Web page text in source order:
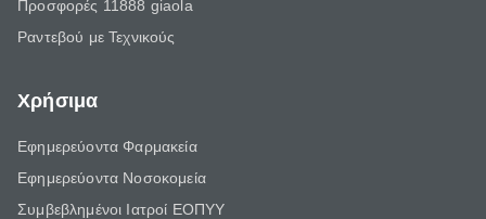
Προσφορές 11888 giaola
Ραντεβού με Τεχνικούς
Χρήσιμα
Εφημερεύοντα Φαρμακεία
Εφημερεύοντα Νοσοκομεία
Συμβεβλημένοι Ιατροί ΕΟΠΥΥ